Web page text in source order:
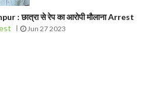
: छात्रा से रेप का आरोपी मौलाना Arrest
Jun 27 2023